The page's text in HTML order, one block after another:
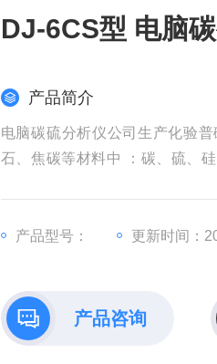
DJ-6CS型 电脑
产品简介
电脑碳硫分析仪公司生产化验
石、焦碳等材料中 ：碳、硫、
产品型号： 更新时间：
产品咨询